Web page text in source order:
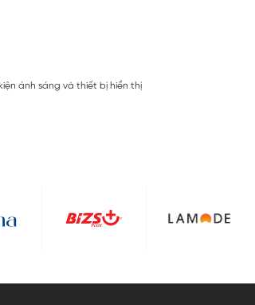
ánh sáng và thiết bị hiển thị